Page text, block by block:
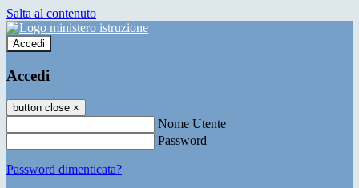
Salta al contenuto
Accedi
Accedi
button close ×
Nome Utente
Password
Password dimenticata?